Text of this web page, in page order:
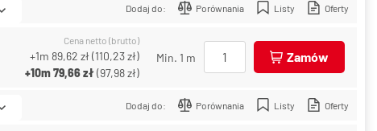
Dodaj do: Porównania Listy Oferty
Cena netto (brutto)
+1m 89,62 zł(110,23 zł)
+10m79,66 zł(97,98 zł)
Min. 1 m Zamów
Dodaj do: Porównania Listy Oferty